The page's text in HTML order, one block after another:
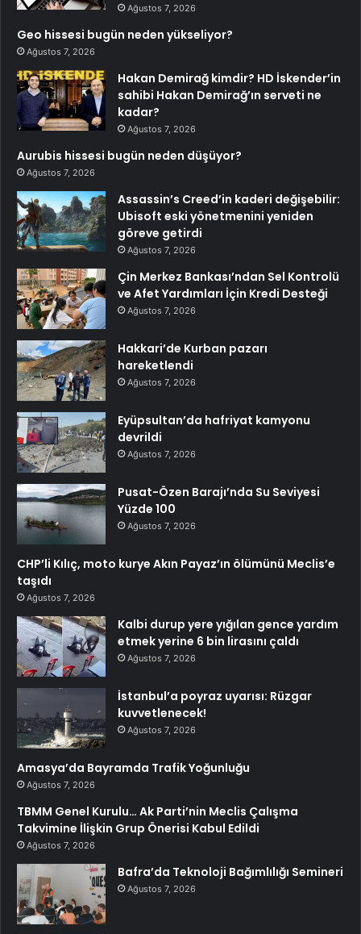
Ağustos 7, 2026
Geo hissesi bugün neden yükseliyor?
Ağustos 7, 2026
Hakan Demirağ kimdir? HD İskender’in
sahibi Hakan Demirağ’ın serveti ne
kadar?
Ağustos 7, 2026
Aurubis hissesi bugün neden düşüyor?
Ağustos 7, 2026
Assassin’s Creed’in kaderi değişebilir:
Ubisoft eski yönetmenini yeniden
göreve getirdi
Ağustos 7, 2026
Çin Merkez Bankası’ndan Sel Kontrolü
ve Afet Yardımları İçin Kredi Desteği
Ağustos 7, 2026
Hakkari’de Kurban pazarı
hareketlendi
Ağustos 7, 2026
Eyüpsultan’da hafriyat kamyonu
devrildi
Ağustos 7, 2026
Pusat-Özen Barajı’nda Su Seviyesi
Yüzde 100
Ağustos 7, 2026
CHP’li Kılıç, moto kurye Akın Payaz’ın ölümünü Meclis’e
taşıdı
Ağustos 7, 2026
Kalbi durup yere yığılan gence yardım
etmek yerine 6 bin lirasını çaldı
Ağustos 7, 2026
İstanbul’a poyraz uyarısı: Rüzgar
kuvvetlenecek!
Ağustos 7, 2026
Amasya’da Bayramda Trafik Yoğunluğu
Ağustos 7, 2026
TBMM Genel Kurulu… Ak Parti’nin Meclis Çalışma
Takvimine İlişkin Grup Önerisi Kabul Edildi
Ağustos 7, 2026
Bafra’da Teknoloji Bağımlılığı Semineri
Ağustos 7, 2026